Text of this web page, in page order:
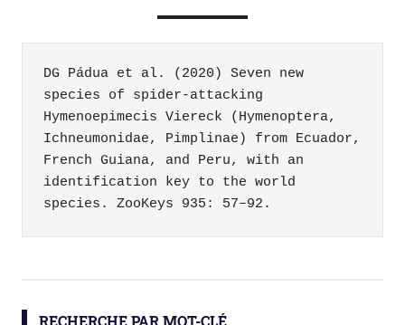
DG Pádua et al. (2020) Seven new
species of spider-attacking
Hymenoepimecis Viereck (Hymenoptera,
Ichneumonidae, Pimplinae) from Ecuador,
French Guiana, and Peru, with an
identification key to the world
species. ZooKeys 935: 57–92.